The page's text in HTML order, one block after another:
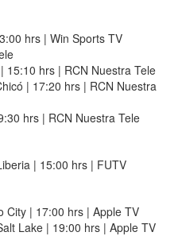
hrs | Win Sports TV
15:10 hrs | RCN Nuestra Tele
| 17:20 hrs | RCN Nuestra
hrs | RCN Nuestra Tele
| 15:00 hrs | FUTV
City | 17:00 hrs | Apple TV
Lake | 19:00 hrs | Apple TV